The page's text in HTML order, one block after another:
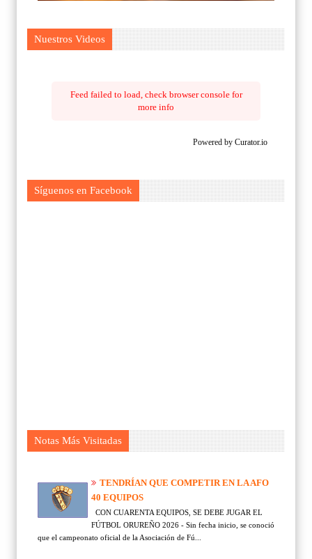
Nuestros Videos
Feed failed to load, check browser console for
more info
Powered by Curator.io
Síguenos en Facebook
Notas Más Visitadas
TENDRÍAN QUE COMPETIR EN LA AFO
40 EQUIPOS
CON CUARENTA EQUIPOS, SE DEBE JUGAR EL
FÚTBOL ORUREÑO 2026 - Sin fecha inicio, se conoció
que el campeonato oficial de la Asociación de Fú...